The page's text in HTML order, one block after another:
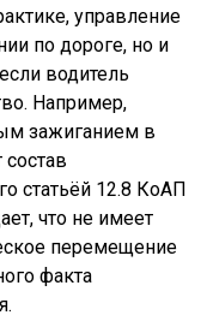
управление
по дороге, но и
водитель
Например,
зажиганием в
статьёй 12.8 КоАП
что не имеет
перемещение
факта